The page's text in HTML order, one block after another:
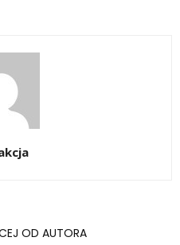
OD AUTORA